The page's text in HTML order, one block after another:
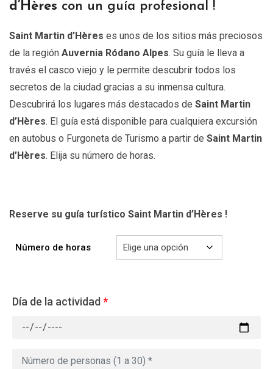
d’Hères con un guía profesional !
Saint Martin d’Hères es unos de los sitios más preciosos
de la región Auvernia Ródano Alpes. Su guía le lleva a
través el casco viejo y le permite descubrir todos los
secretos de la ciudad gracias a su inmensa cultura.
Descubrirá los lugares más destacados de Saint Martin
d’Hères. El guía está disponible para cualquiera excursión
en autobus o Furgoneta de Turismo a partir de Saint Martin
d’Hères. Elija su número de horas.
Reserve su guía turístico Saint Martin d’Hères !
Número de horas
Día de la actividad *